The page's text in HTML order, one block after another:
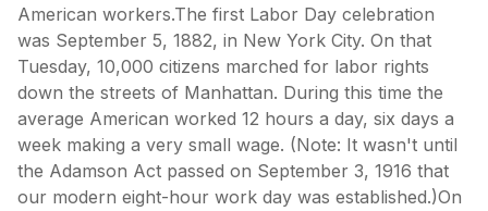
American workers.The first Labor Day celebration
was September 5, 1882, in New York City. On that
Tuesday, 10,000 citizens marched for labor rights
down the streets of Manhattan. During this time the
average American worked 12 hours a day, six days a
week making a very small wage. (Note: It wasn't until
the Adamson Act passed on September 3, 1916 that
our modern eight-hour work day was established.)On